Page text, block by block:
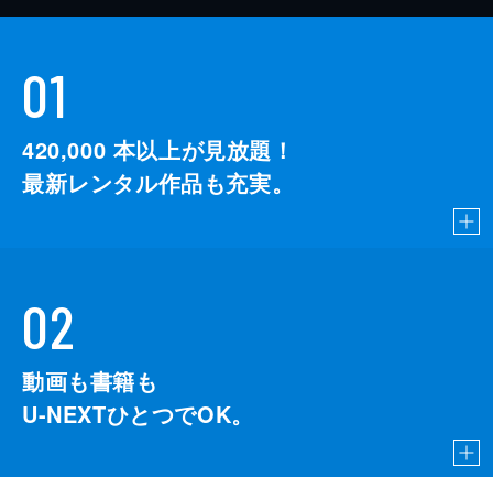
01
420,000 本以上が見放題！
最新レンタル作品も充実。
02
動画も書籍も
U-NEXTひとつでOK。